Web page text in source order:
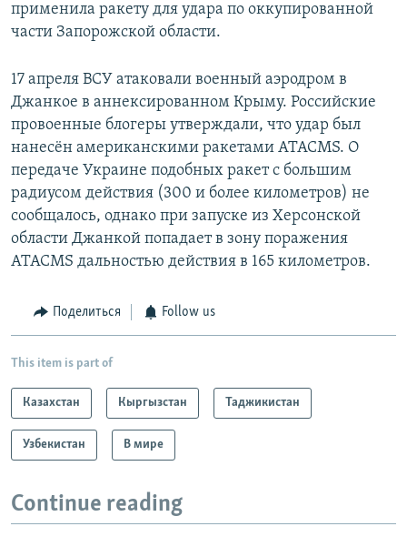
применила ракету для удара по оккупированной
части Запорожской области.
17 апреля ВСУ атаковали военный аэродром в
Джанкое в аннексированном Крыму. Российские
провоенные блогеры утверждали, что удар был
нанесён американскими ракетами ATACMS. О
передаче Украине подобных ракет с большим
радиусом действия (300 и более километров) не
сообщалось, однако при запуске из Херсонской
области Джанкой попадает в зону поражения
ATACMS дальностью действия в 165 километров.
Поделиться Follow us
This item is part of
Казахстан Кыргызстан Таджикистан
Узбекистан В мире
Continue reading